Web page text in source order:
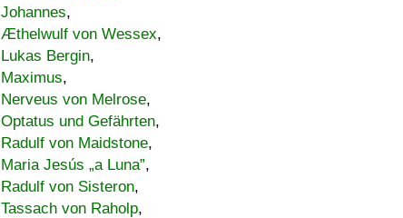
Johannes,
Æthelwulf von Wessex,
Lukas Bergin,
Maximus,
Nerveus von Melrose,
Optatus und Gefährten,
Radulf von Maidstone,
Maria Jesús „a Luna”,
Radulf von Sisteron,
Tassach von Raholp,